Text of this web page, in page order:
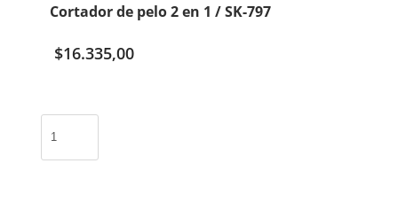
Cortador de pelo 2 en 1 / SK-797
$16.335,00
pelo